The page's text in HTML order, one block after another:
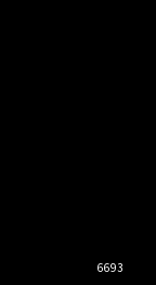
6693